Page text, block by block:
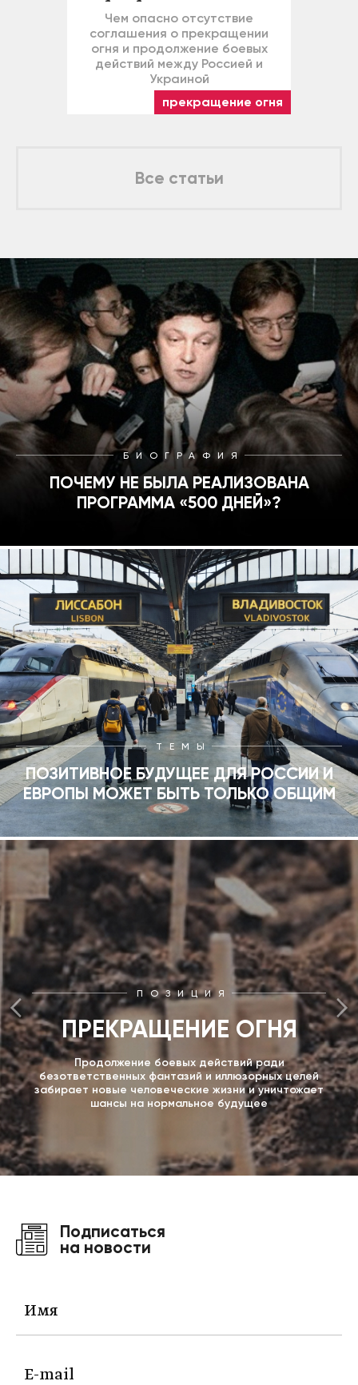
Чем опасно отсутствие
соглашения о прекращении
огня и продолжение боевых
действий между Россией и
Украиной
прекращение огня
Все статьи
БИОГРАФИЯ
ПОЧЕМУ НЕ БЫЛА РЕАЛИЗОВАНА
ПРОГРАММА «500 ДНЕЙ»?
ТЕМЫ
ПОЗИТИВНОЕ БУДУЩЕЕ ДЛЯ РОССИИ И
ЕВРОПЫ МОЖЕТ БЫТЬ ТОЛЬКО ОБЩИМ
ПОЗИЦИЯ
ПРЕКРАЩЕНИЕ ОГНЯ
Продолжение боевых действий ради
безответственных фантазий и иллюзорных целей
забирает новые человеческие жизни и уничтожает
шансы на нормальное будущее
Подписаться
на новости